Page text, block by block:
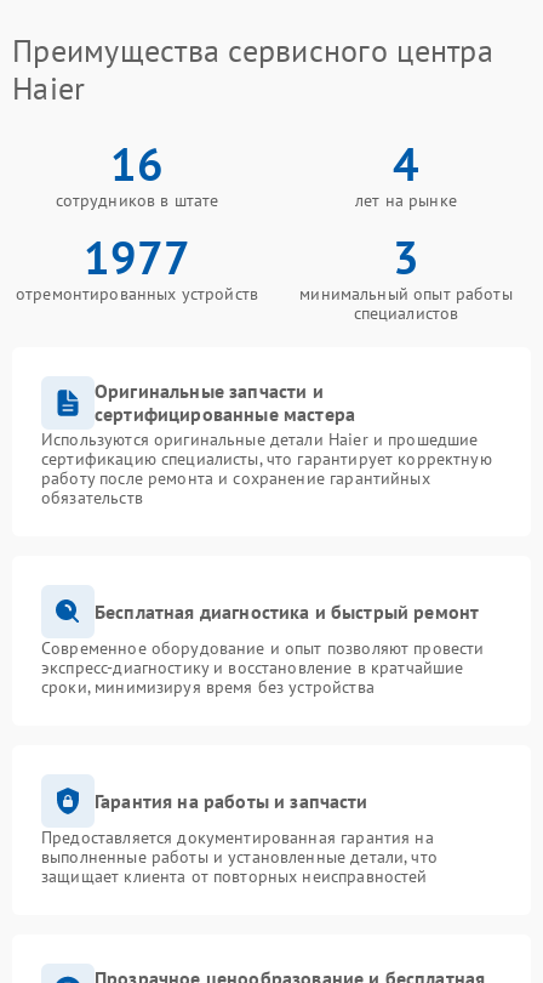
Преимущества сервисного центра
Haier
16
сотрудников в штате
4
лет на рынке
1977
отремонтированных устройств
3
минимальный опыт работы
специалистов
Оригинальные запчасти и
сертифицированные мастера
Используются оригинальные детали Haier и прошедшие
сертификацию специалисты, что гарантирует корректную
работу после ремонта и сохранение гарантийных
обязательств
Бесплатная диагностика и быстрый ремонт
Современное оборудование и опыт позволяют провести
экспресс-диагностику и восстановление в кратчайшие
сроки, минимизируя время без устройства
Гарантия на работы и запчасти
Предоставляется документированная гарантия на
выполненные работы и установленные детали, что
защищает клиента от повторных неисправностей
Прозрачное ценообразование и бесплатная